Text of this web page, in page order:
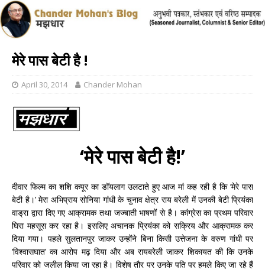
मेरे पास बेटी है !
April 30, 2014 Chander Mohan
‘मेरे पास बेटी है!’
दीवार फिल्म का शशि कपूर का डॉयलाग उलटाते हुए आज मां कह रही है कि ‘मेरे पास
बेटी है।’ मेरा अभिप्राय सोनिया गांधी के चुनाव क्षेत्र राय बरेली में उनकी बेटी प्रियंका
वाड्रा द्वारा दिए गए आक्रामक तथा जज्बाती भाषणों से है। कांग्रेस का प्रथम परिवार
घिरा महसूस कर रहा है। इसलिए अचानक प्रियंका को सक्रिय और आक्रामक कर
दिया गया। पहले सुलतानपुर जाकर उन्होंने बिना किसी उत्तेजना के वरुण गांधी पर
‘विश्वासघात’ का आरोप मढ़ दिया और अब रायबरेली जाकर शिकायत की कि उनके
परिवार को जलील किया जा रहा है। विशेष तौर पर उनके पति पर हमले किए जा रहे हैं